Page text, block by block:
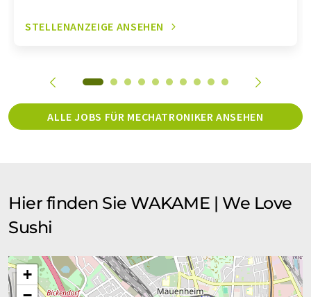
STELLENANZEIGE ANSEHEN
ALLE JOBS FÜR MECHATRONIKER ANSEHEN
Hier finden Sie WAKAME | We Love
Sushi
+